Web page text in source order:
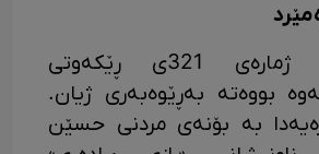
پیرەمێرد لە ژمارەی 321ی ڕێکەوتی
05/09ـەوە بووەتە بەڕێوەبەری ژیان.
بە بۆنەی مردنی حسێن